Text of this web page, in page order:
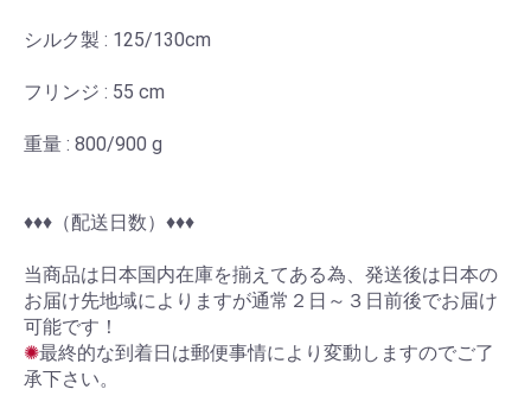
お買い物を続ける
シルク製 : 125/130cm
フリンジ : 55 cm
重量 : 800/900 g
♦︎♦︎♦︎（配送日数）♦︎♦︎♦︎
当商品は日本国内在庫を揃えてある為、発送後は日本の
お届け先地域によりますが通常２日～３日前後でお届け
可能です！
✺最終的な到着日は郵便事情により変動しますのでご了
承下さい。